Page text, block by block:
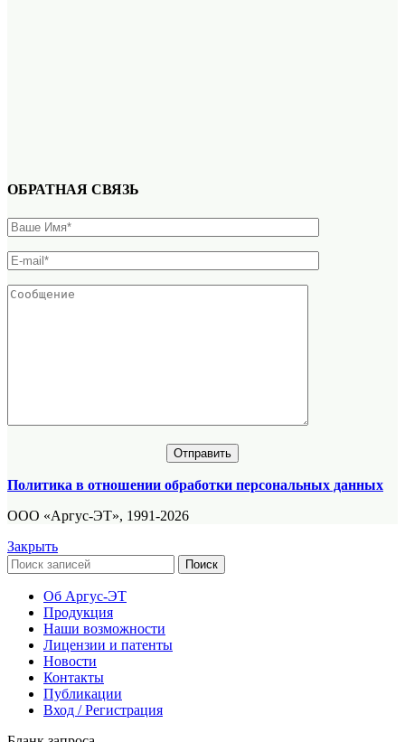
ОБРАТНАЯ СВЯЗЬ
Политика в отношении обработки персональных данных
ООО «Аргус-ЭТ», 1991-2026
Закрыть
Поиск
Об Аргус-ЭТ
Продукция
Наши возможности
Лицензии и патенты
Новости
Контакты
Публикации
Вход / Регистрация